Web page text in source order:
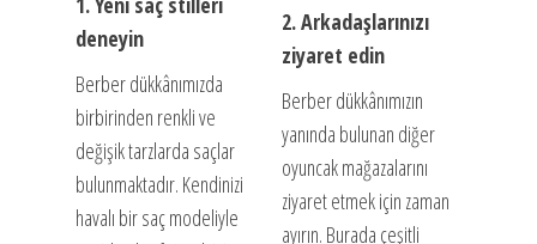
deneyin
Berber dükkânımızda
birbirinden renkli ve
değişik tarzlarda saçlar
bulunmaktadır. Kendinizi
havalı bir saç modeliyle
2. Arkadaşlarınızı
ziyaret edin
Berber dükkânımızın
yanında bulunan diğer
oyuncak mağazalarını
ziyaret etmek için zaman
ayırın. Burada çeşitli